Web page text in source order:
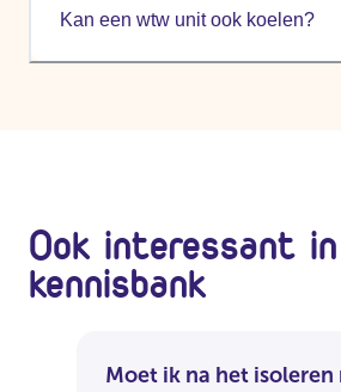
Kan een wtw unit ook koelen?
Ook interessant in
kennisbank
Moet ik na het isoleren